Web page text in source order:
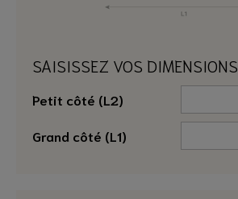
SAISISSEZ VOS DIMENSIONS
Petit côté (L2)
Grand côté (L1)